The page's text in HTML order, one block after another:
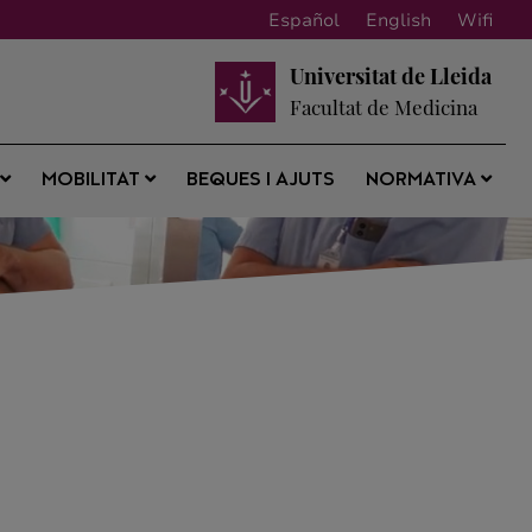
Español English Wifi
Universitat de Lleida
Facultat de Medicina
MOBILITAT BEQUES I AJUTS NORMATIVA